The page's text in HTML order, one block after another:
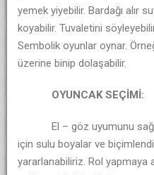
yemek yiyebilir. Bardağı alır
koyabilir. Tuvaletini
Sembolik oyunlar oynar.
üzerine binip dolaşabilir.
OYUNCAK SEÇİMİ:
El – göz uyumunu
için sulu boyalar ve
yararlanabiliriz. Rol yapmaya